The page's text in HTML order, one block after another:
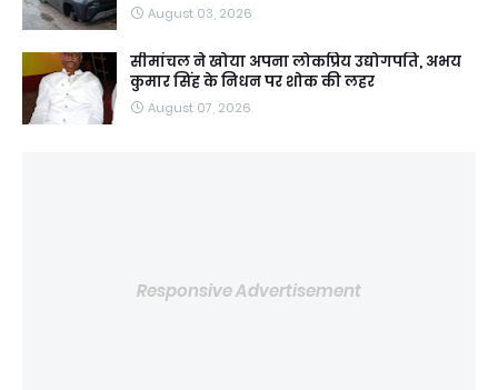
August 03, 2026
सीमांचल ने खोया अपना लोकप्रिय उद्योगपति, अभय
कुमार सिंह के निधन पर शोक की लहर
August 07, 2026
Responsive Advertisement